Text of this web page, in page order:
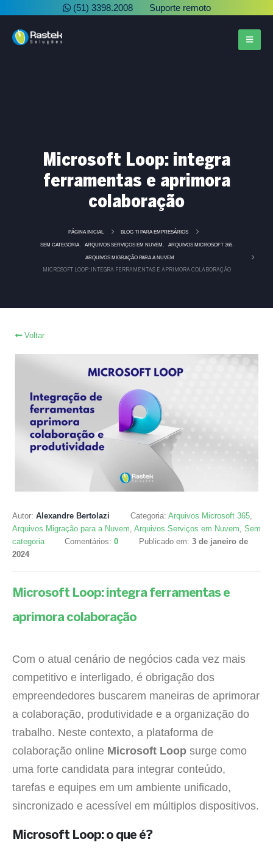
(51) 3398.2008 Suporte remoto
Microsoft Loop: integra
ferramentas e aprimora
colaboração
PÁGINA INICIAL BLOG TI PARA EMPRESÁRIOS
SEM CATEGORIA, ARQUIVOS SERVIÇOS EM NUVEM , ARQUIVOS MICROSOFT 365,
ARQUIVOS MIGRAÇÃO PARA A NUVEM
MICROSOFT LOOP: INTEGRA FERRAMENTAS E APRIMORA COLABORAÇÃO
Voltar
Autor: Alexandre Bertolazi Categoria: Arquivos Microsoft 365
Arquivos Migração para a Nuvem Arquivos Serviços em Nuvem Sem
categoria
Comentários: 0 Publicado em: 3 de janeiro de
2024
Microsoft Loop: integra ferramentas e
aprimora colaboração
Com o atual cenário de negócios cada vez mais
competitivo e interligado, é obrigação dos
empreendedores buscarem maneiras de aprimorar
a colaboração, produtividade e a organização do
trabalho. Neste contexto, a plataforma de
colaboração online Microsoft Loop surge como
uma forte candidata para integrar conteúdo,
tarefas e equipes em um ambiente unificado,
sincronizado e acessível em múltiplos dispositivos.
Microsoft Loop: o que é?